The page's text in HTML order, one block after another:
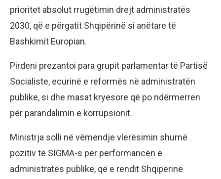
prioritet absolut rrugëtimin drejt administratës
2030, që e përgatit Shqipërinë si anëtare të
Bashkimit Europian.
Pirdeni prezantoi para grupit parlamentar të Partisë
Socialiste, ecurinë e reformës në administratën
publike, si dhe masat kryesore që po ndërmerren
për parandalimin e korrupsionit.
Ministrja solli në vëmendje vlerësimin shumë
pozitiv të SIGMA-s për performancën e
administratës publike, që e rendit Shqipërinë